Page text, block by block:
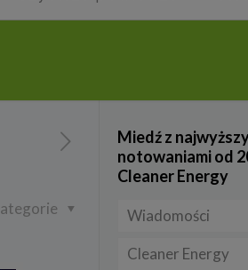
Miedź z
notowaniami od
Cleaner Energy
Wiadomości
Firmy
Cleaner Energy